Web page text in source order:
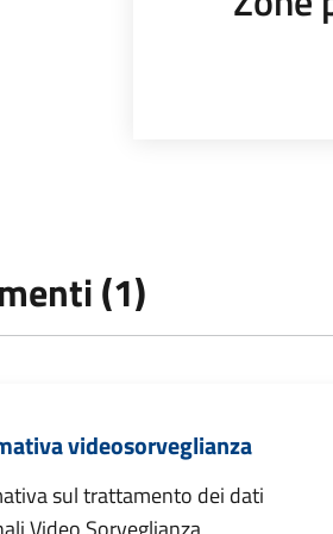
(1)
videosorveglianza
sul trattamento dei dati